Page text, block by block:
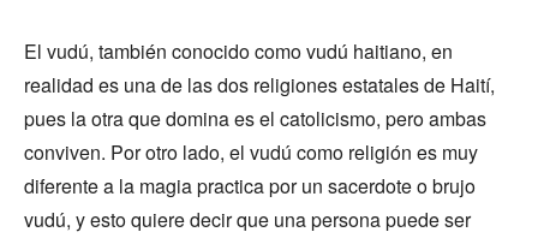
El vudú, también conocido como vudú haitiano, en
realidad es una de las dos religiones estatales de Haití,
pues la otra que domina es el catolicismo, pero ambas
conviven. Por otro lado, el vudú como religión es muy
diferente a la magia practica por un sacerdote o brujo
vudú, y esto quiere decir que una persona puede ser